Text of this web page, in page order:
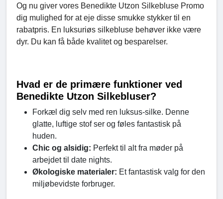
Og nu giver vores Benedikte Utzon Silkebluse Promo
dig mulighed for at eje disse smukke stykker til en
rabatpris. En luksuriøs silkebluse behøver ikke være
dyr. Du kan få både kvalitet og besparelser.
Hvad er de primære funktioner ved
Benedikte Utzon Silkebluser?
Forkæl dig selv med ren luksus-silke. Denne
glatte, luftige stof ser og føles fantastisk på
huden.
Chic og alsidig: Perfekt til alt fra møder på
arbejdet til date nights.
Økologiske materialer: Et fantastisk valg for den
miljøbevidste forbruger.